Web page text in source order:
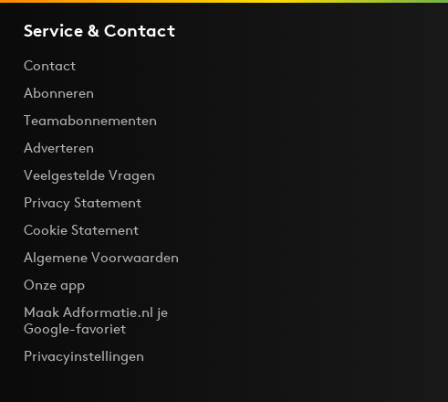
Service & Contact
Contact
Abonneren
Teamabonnementen
Adverteren
Veelgestelde Vragen
Privacy Statement
Cookie Statement
Algemene Voorwaarden
Onze app
Maak Adformatie.nl je
Google-favoriet
Privacyinstellingen